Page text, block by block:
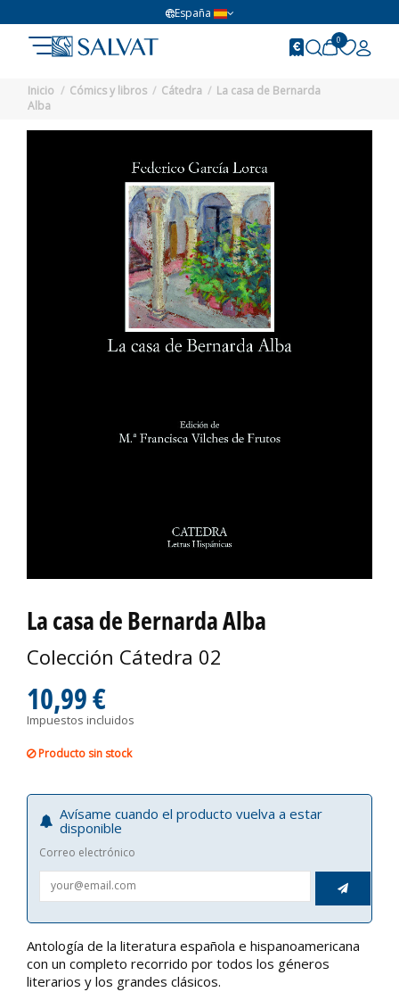
España
0
Inicio Cómics y libros Cátedra
La casa de Bernarda
Alba
La casa de Bernarda Alba
Colección Cátedra 02
10,99 €
Impuestos incluidos
Producto sin stock
Avísame cuando el producto vuelva a estar
disponible
Correo electrónico

Antología de la literatura española e hispanoamericana
con un completo recorrido por todos los géneros
literarios y los grandes clásicos.